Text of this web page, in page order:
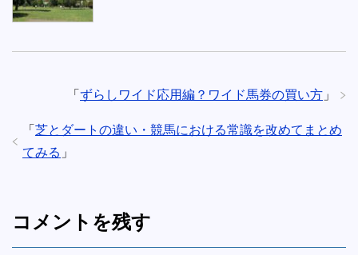
「 ずらしワイド応用編？ワイド馬券の買い方 」
「 芝とダートの違い・競馬における常識を改めてまとめ
てみる 」
コメントを残す